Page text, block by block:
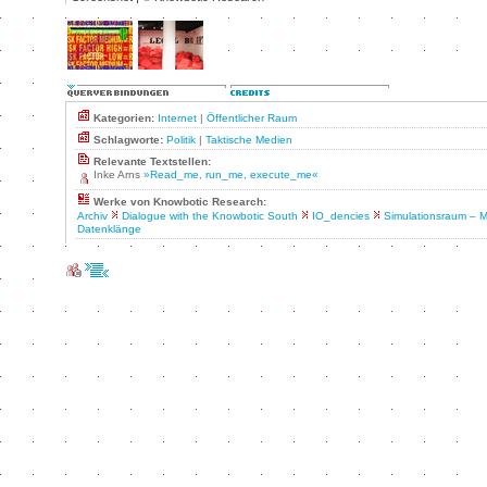
Kategorien: Internet | Öffentlicher Raum
Schlagworte: Politik | Taktische Medien
Relevante Textstellen:
Inke Arns »Read_me, run_me, execute_me«
Werke von Knowbotic Research:
Archiv
Dialogue with the Knowbotic South IO_dencies
Simulationsraum –
Datenklänge